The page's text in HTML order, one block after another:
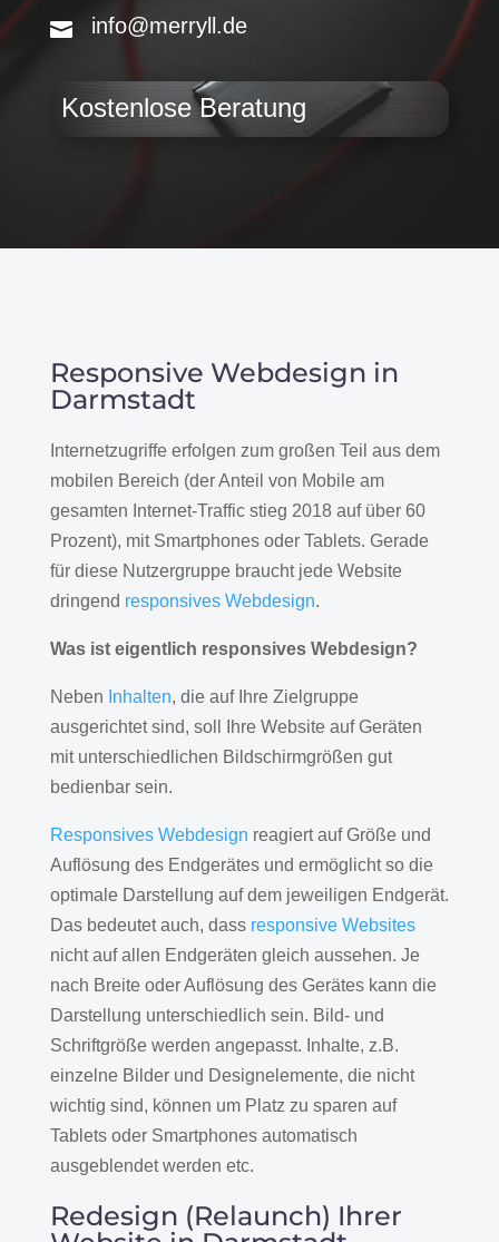
info@merryll.de
Kostenlose Beratung
Responsive Webdesign in
Darmstadt
Internetzugriffe erfolgen zum großen Teil aus dem
mobilen Bereich (der Anteil von Mobile am
gesamten Internet-Traffic stieg 2018 auf über 60
Prozent), mit Smartphones oder Tablets. Gerade
für diese Nutzergruppe braucht jede Website
dringend responsives Webdesign.
Was ist eigentlich responsives Webdesign?
Neben Inhalten, die auf Ihre Zielgruppe
ausgerichtet sind, soll Ihre Website auf Geräten
mit unterschiedlichen Bildschirmgrößen gut
bedienbar sein.
Responsives Webdesign reagiert auf Größe und
Auflösung des Endgerätes und ermöglicht so die
optimale Darstellung auf dem jeweiligen Endgerät.
Das bedeutet auch, dass responsive Websites
nicht auf allen Endgeräten gleich aussehen. Je
nach Breite oder Auflösung des Gerätes kann die
Darstellung unterschiedlich sein. Bild- und
Schriftgröße werden angepasst. Inhalte, z.B.
einzelne Bilder und Designelemente, die nicht
wichtig sind, können um Platz zu sparen auf
Tablets oder Smartphones automatisch
ausgeblendet werden etc.
Redesign (Relaunch) Ihrer